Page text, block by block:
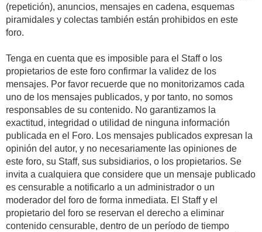
(repetición), anuncios, mensajes en cadena, esquemas
piramidales y colectas también están prohibidos en este
foro.
Tenga en cuenta que es imposible para el Staff o los
propietarios de este foro confirmar la validez de los
mensajes. Por favor recuerde que no monitorizamos cada
uno de los mensajes publicados, y por tanto, no somos
responsables de su contenido. No garantizamos la
exactitud, integridad o utilidad de ninguna información
publicada en el Foro. Los mensajes publicados expresan la
opinión del autor, y no necesariamente las opiniones de
este foro, su Staff, sus subsidiarios, o los propietarios. Se
invita a cualquiera que considere que un mensaje publicado
es censurable a notificarlo a un administrador o un
moderador del foro de forma inmediata. El Staff y el
propietario del foro se reservan el derecho a eliminar
contenido censurable, dentro de un período de tiempo